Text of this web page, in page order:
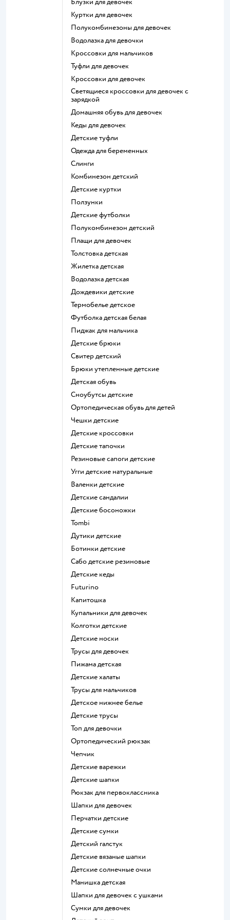
Блузки для девочек
Куртки для девочек
Полукомбинезоны для девочек
Водолазка для девочки
Кроссовки для мальчиков
Туфли для девочек
Кроссовки для девочек
Светящиеся кроссовки для девочек с
зарядкой
Домашняя обувь для девочек
Кеды для девочек
Детские туфли
Одежда для беременных
Слинги
Комбинезон детский
Детские куртки
Ползунки
Детские футболки
Полукомбинезон детский
Плащи для девочек
Толстовка детская
Жилетка детская
Водолазка детская
Дождевики детские
Термобелье детское
Футболка детская белая
Пиджак для мальчика
Детские брюки
Свитер детский
Брюки утепленные детские
Детская обувь
Сноубутсы детские
Ортопедическая обувь для детей
Чешки детские
Детские кроссовки
Детские тапочки
Резиновые сапоги детские
Угги детские натуральные
Валенки детские
Детские сандалии
Детские босоножки
Tombi
Дутики детские
Ботинки детские
Сабо детские резиновые
Детские кеды
Futurino
Капитошка
Купальники для девочек
Колготки детские
Детские носки
Трусы для девочек
Пижама детская
Детские халаты
Трусы для мальчиков
Детское нижнее белье
Детские трусы
Топ для девочки
Ортопедический рюкзак
Чепчик
Детские варежки
Детские шапки
Рюкзак для первоклассника
Шапки для девочек
Перчатки детские
Детские сумки
Детский галстук
Детские вязаные шапки
Детские солнечные очки
Манишка детская
Шапки для девочек с ушками
Сумки для девочек